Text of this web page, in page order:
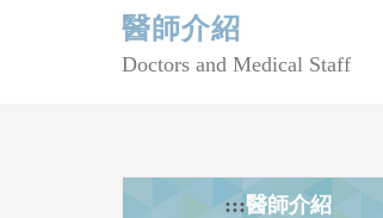
醫師介紹
Doctors and Medical Staff
:::醫師介紹